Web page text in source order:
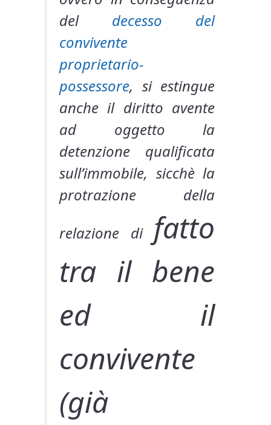
del decesso del
convivente
proprietario-
possessore, si estingue
anche il diritto avente
ad oggetto la
detenzione qualificata
sull’immobile, sicchè la
protrazione della
relazione di fatto
tra il bene
ed il
convivente
(già